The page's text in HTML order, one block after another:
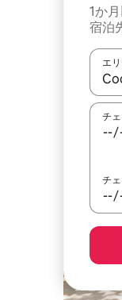
1か
宿泊
エ
検
チ
チ